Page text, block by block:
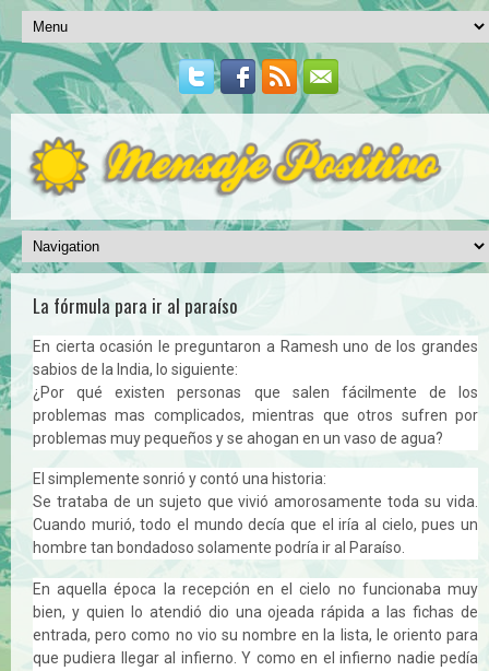
La fórmula para ir al paraíso
En cierta ocasión le preguntaron a Ramesh uno de los grandes
sabios de la India, lo siguiente:
¿Por qué existen personas que salen fácilmente de los
problemas mas complicados, mientras que otros sufren por
problemas muy pequeños y se ahogan en un vaso de agua?
El simplemente sonrió y contó una historia:
Se trataba de un sujeto que vivió amorosamente toda su vida.
Cuando murió, todo el mundo decía que el iría al cielo, pues un
hombre tan bondadoso solamente podría ir al Paraíso.
En aquella época la recepción en el cielo no funcionaba muy
bien, y quien lo atendió dio una ojeada rápida a las fichas de
entrada, pero como no vio su nombre en la lista, le oriento para
que pudiera llegar al infierno. Y como en el infierno nadie pedía